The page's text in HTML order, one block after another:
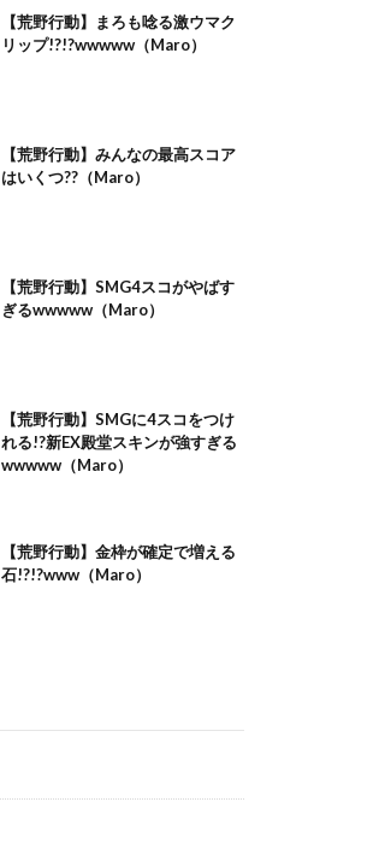
【荒野行動】まろも唸る激ウマク
リップ!?!?wwwww（Maro）
【荒野行動】みんなの最高スコア
はいくつ??（Maro）
【荒野行動】SMG4スコがやばす
ぎるwwwww（Maro）
【荒野行動】SMGに4スコをつけ
れる!?新EX殿堂スキンが強すぎる
wwwww（Maro）
【荒野行動】金枠が確定で増える
石!?!?www（Maro）